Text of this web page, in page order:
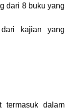
dari 8 buku yang
kajian yang
termasuk dalam